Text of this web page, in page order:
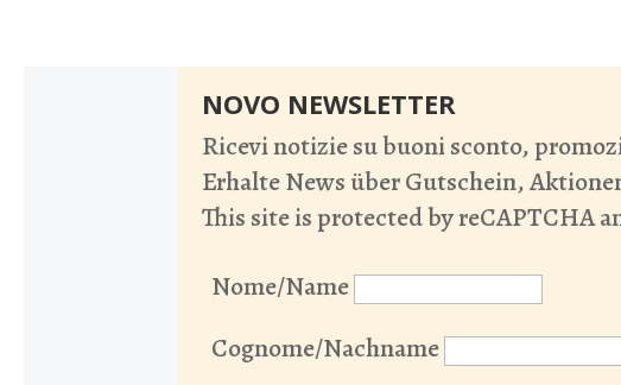
NOVO NEWSLETTER
Ricevi notizie su buoni sconto,
Erhalte News über Gutschein,
This site is protected by reCAPTCHA
Nome/Name
Cognome/Nachname